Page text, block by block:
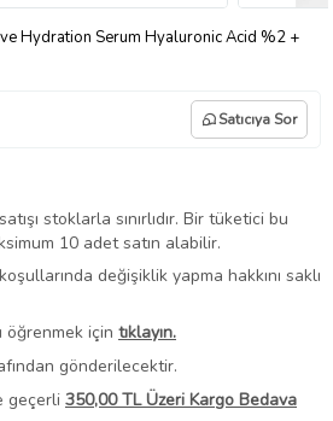
Hydration Serum Hyaluronic Acid %2 +
Satıcıya Sor
stoklarla sınırlıdır. Bir tüketici bu
10 adet satın alabilir.
değişiklik yapma hakkını saklı
öğrenmek için tıklayın.
gönderilecektir.
geçerli 350,00 TL Üzeri Kargo Bedava